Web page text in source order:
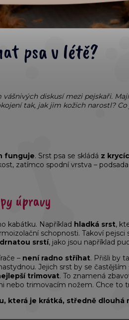
psa v létě?
diskusí mezi pejskaři.
tak, jak jim kožich narostl?
funguje. Srst psa se skládá z
zatímco spodní vrstva –
úpravy
kabátku. Například hladká srst,
schopnosti. Takoví
srstí, jako jsou například
– není radno stříhat. Přišli by
Jejich srst by se
trimovat. To znamená
nebo trimovacím nožem. Chce to
která je krátká, středně dlouhá